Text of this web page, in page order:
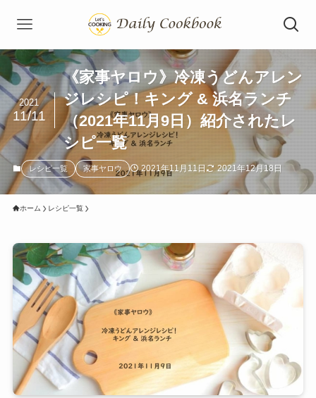
《家事ヤロウ》冷凍うどんアレン
ジレシピ！キング & 浜名ランチ
（2021年11月9日）紹介されたレ
シピ一覧
2021
11/11
レシピ一覧 家事ヤロウ 2021年11月11日 2021年12月18日
ホーム レシピ一覧